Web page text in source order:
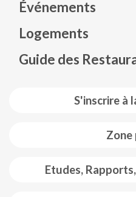
S'inscrire à
Zone
Etudes,
Événements
Logements
Guide des